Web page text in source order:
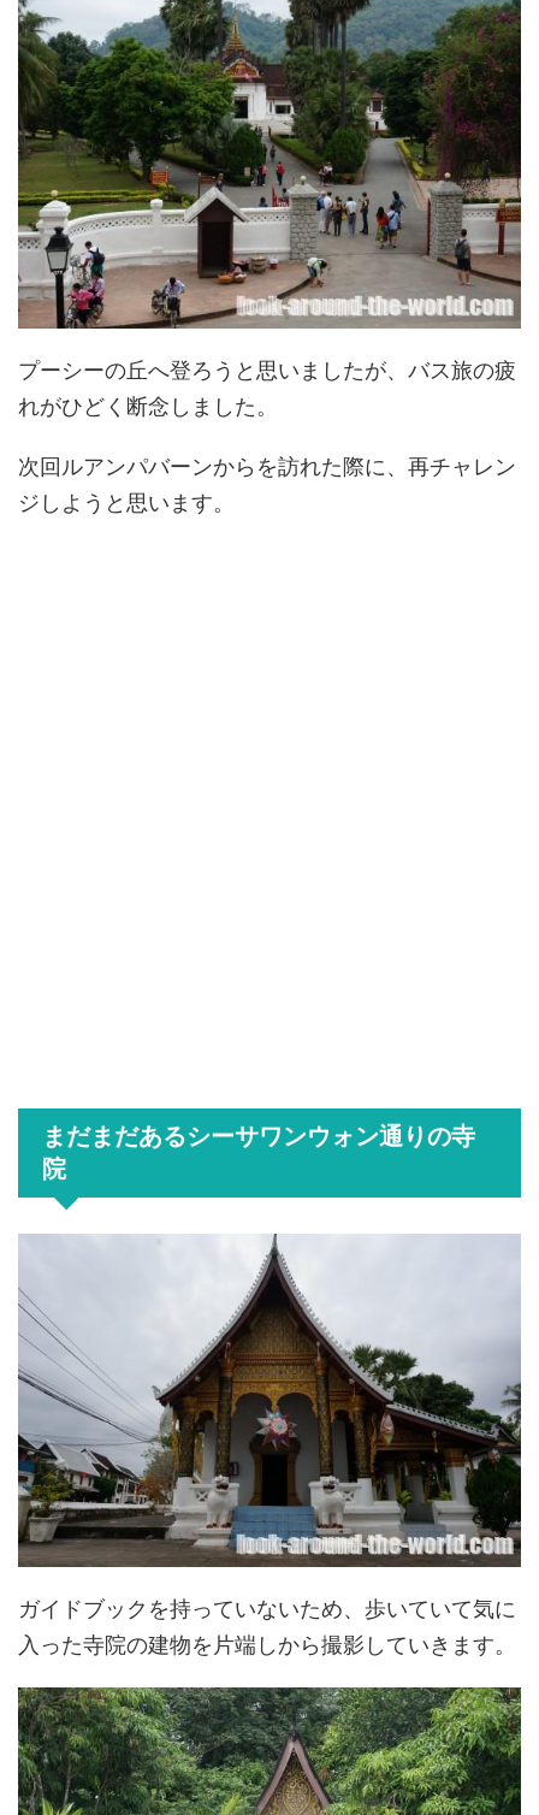
プーシーの丘へ登ろうと思いましたが、バス旅の疲
れがひどく断念しました。
次回ルアンパバーンからを訪れた際に、再チャレン
ジしようと思います。
まだまだあるシーサワンウォン通りの寺
院
ガイドブックを持っていないため、歩いていて気に
入った寺院の建物を片端しから撮影していきます。